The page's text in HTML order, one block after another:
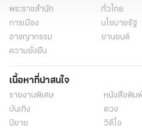
พระราชสำนัก ทั่วไทย
การเมือง
นโยบายรัฐ
อาชญากรรม
ยานยนต์
ความยั่งยืน
เนื้อหาที่น่าสนใจ
รายงานพิเศษ หนังสือพิม
บันเทิง
ดวง
นิยาย
วิดีโอ